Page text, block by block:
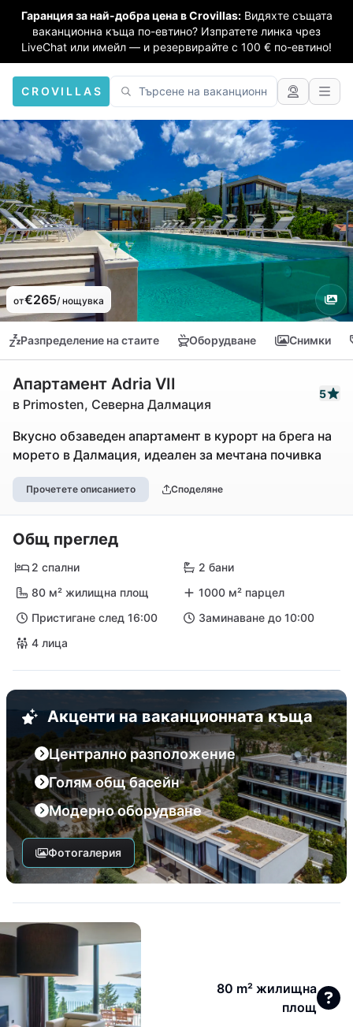
Гаранция за най-добра цена в Crovillas: Видяхте същата
ваканционна къща по-евтино? Изпратете линка чрез
LiveChat или имейл — и резервирайте с 100 € по-евтино!
CROVILLAS
от€265/ нощувка
Разпределение на стаите Оборудване Снимки
Апартамент Adria VII
в Primosten, Северна Далмация
5
Вкусно обзаведен апартамент в курорт на брега на
морето в Далмация, идеален за мечтана почивка
Прочетете описанието Споделяне
Общ преглед
2 спални
2 бани
80 м² жилищна площ
1000 м² парцел
Пристигане след 16:00
Заминаване до 10:00
4 лица
Акценти на ваканционната къща
Централно разположение
Голям общ басейн
Модерно оборудване
Фотогалерия
80 m² жилищна
площ